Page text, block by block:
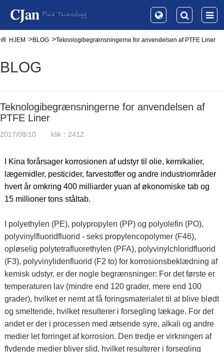
HJEM BLOG Teknologibegrænsningerne for anvendelsen af ​​PTFE Liner
BLOG
Teknologibegrænsningerne for anvendelsen af ​​
PTFE Liner
2017/08/10 klik：2412
I Kina forårsager korrosionen af ​​udstyr til olie, kemikalier,
lægemidler, pesticider, farvestoffer og andre industriområder
hvert år omkring 400 milliarder yuan af økonomiske tab og
15 millioner tons ståltab.
I polyethylen (PE), polypropylen (PP) og polyolefin (PO),
polyvinylfluoridfluorid - seks propylencopolymer (F46),
opløselig polytetrafluorethylen (PFA), polyvinylchloridfluorid
(F3), polyvinylidenfluorid (F2 to) for korrosionsbeklædning af
kemisk udstyr, er der nogle begrænsninger: For det første er
temperaturen lav (mindre end 120 grader, mere end 100
grader), hvilket er nemt at få foringsmaterialet til at blive blødt
og smeltende, hvilket resulterer i forsegling lækage. For det
andet er der i processen med ætsende syre, alkali og andre
medier let forringet af korrosion. Den tredje er virkningen af ​​
flydende medier bliver slid, hvilket resulterer i forsegling